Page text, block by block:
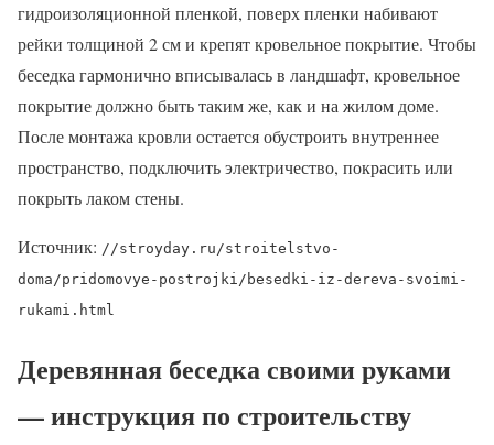
гидроизоляционной пленкой, поверх пленки набивают
рейки толщиной 2 см и крепят кровельное покрытие. Чтобы
беседка гармонично вписывалась в ландшафт, кровельное
покрытие должно быть таким же, как и на жилом доме.
После монтажа кровли остается обустроить внутреннее
пространство, подключить электричество, покрасить или
покрыть лаком стены.
Источник: //stroyday.ru/stroitelstvo-
doma/pridomovye-postrojki/besedki-iz-dereva-svoimi-
rukami.html
Деревянная беседка своими руками
— инструкция по строительству